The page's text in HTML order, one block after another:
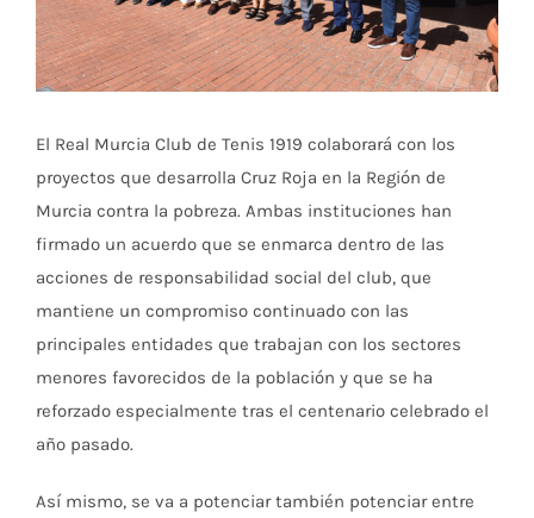
El Real Murcia Club de Tenis 1919 colaborará con los
proyectos que desarrolla Cruz Roja en la Región de
Murcia contra la pobreza. Ambas instituciones han
firmado un acuerdo que se enmarca dentro de las
acciones de responsabilidad social del club, que
mantiene un compromiso continuado con las
principales entidades que trabajan con los sectores
menores favorecidos de la población y que se ha
reforzado especialmente tras el centenario celebrado el
año pasado.
Así mismo, se va a potenciar también potenciar entre